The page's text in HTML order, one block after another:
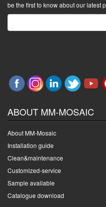
be the first to know about our latest
ABOUT MM-MOSAIC
About MM-Mosaic
Installation guide
Clean&maintenance
Customized-service
Sample available
Catalogue download